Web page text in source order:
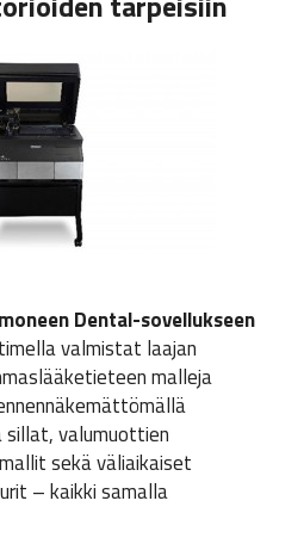
Dental-sovellukseen
valmistat laajan
malleja
sillat, valumuottien
sekä väliaikaiset
– kaikki samalla